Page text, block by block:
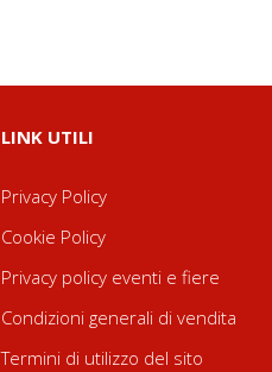
LINK UTILI
Privacy Policy
Cookie Policy
Privacy policy eventi e fiere
Condizioni generali di vendita
Termini di utilizzo del sito